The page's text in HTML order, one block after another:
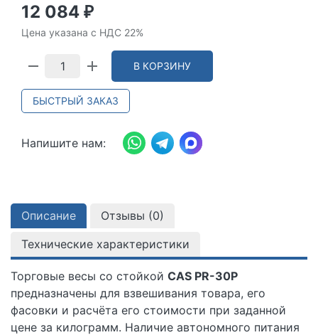
12 084 ₽
Цена указана с НДС 22%
В КОРЗИНУ
БЫСТРЫЙ ЗАКАЗ
Напишите нам:
Описание Отзывы (0)
Технические характеристики
Торговые весы со стойкой CAS PR-30P
предназначены для взвешивания товара, его
фасовки и расчёта его стоимости при заданной
цене за килограмм. Наличие автономного питания